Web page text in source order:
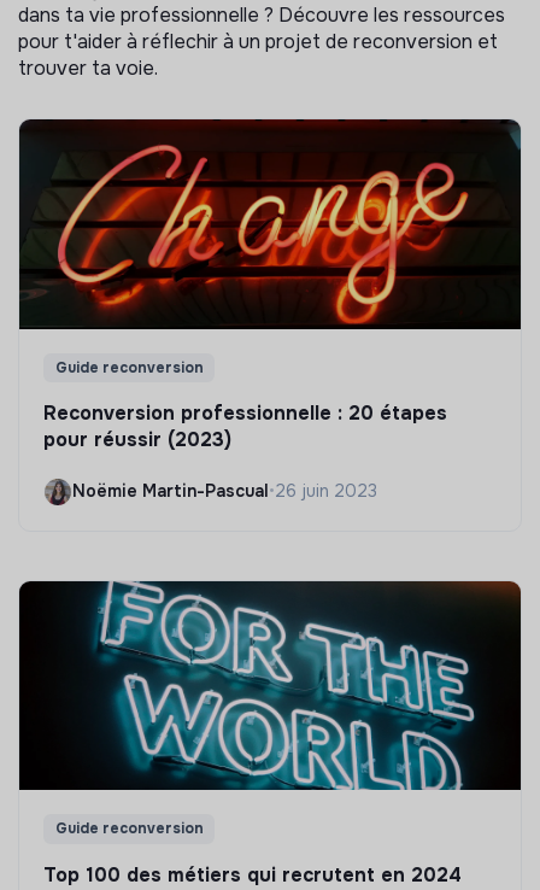
dans ta vie professionnelle ? Découvre les ressources
pour t'aider à réflechir à un projet de reconversion et
trouver ta voie.
Guide reconversion
Reconversion professionnelle : 20 étapes
pour réussir (2023)
Noëmie Martin-Pascual •26 juin 2023
Guide reconversion
Top 100 des métiers qui recrutent en 2024